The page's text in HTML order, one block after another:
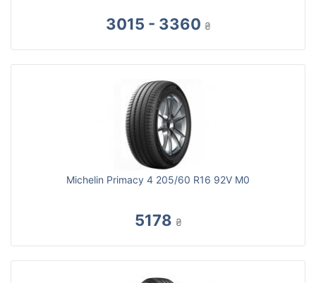
3015 - 3360 ₴
Michelin Primacy 4 205/60 R16 92V M0
5178 ₴